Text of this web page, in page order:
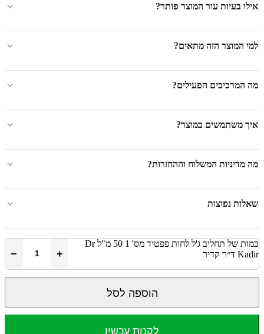
אילו בעיות עור המוצר פותר?
למי המוצר הזה מתאים?
מה המרכיבים הפעילים?
איך משתמשים במוצר?
מה מדיניות המשלוח וההחזרות?
שאלות נפוצות
כמות של תחליב ג'ל לחות פפטיד מס' 1 50 מ"ל Dr
Kadir ד״ר קדיר
+
−
הוספה לסל
לקנות עכשיו